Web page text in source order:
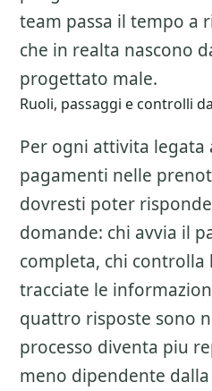
team passa il tempo a
che in realta nascono
progettato male.
Ruoli, passaggi e controlli
Per ogni attivita legata
pagamenti nelle
dovresti poter
domande: chi avvia il
completa, chi controlla
tracciate le
quattro risposte sono
processo diventa piu
meno dipendente